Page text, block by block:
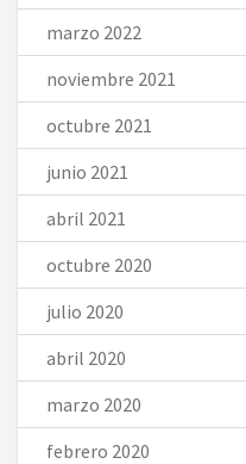
marzo 2022
noviembre 2021
octubre 2021
junio 2021
abril 2021
octubre 2020
julio 2020
abril 2020
marzo 2020
febrero 2020